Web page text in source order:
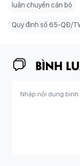
luân chuyển cán bộ
Quy định số 65-QĐ/
BÌNH